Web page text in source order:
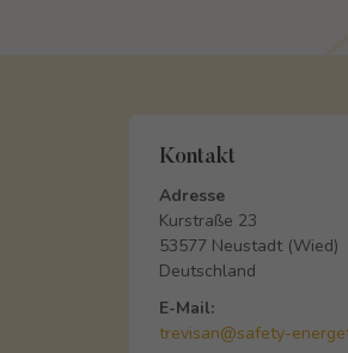
Kontakt
Adresse
Kurstraße 23
53577 Neustadt (Wied)
Deutschland
E-Mail:
trevisan@safety-